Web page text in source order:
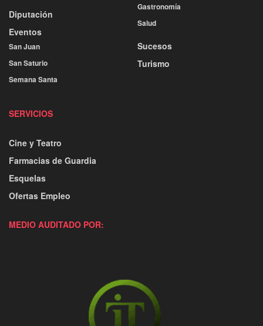
Diputación
Eventos
San Juan
San Saturio
Semana Santa
Gastronomía
Salud
Sucesos
Turismo
SERVICIOS
Cine y Teatro
Farmacias de Guardia
Esquelas
Ofertas Empleo
MEDIO AUDITADO POR: